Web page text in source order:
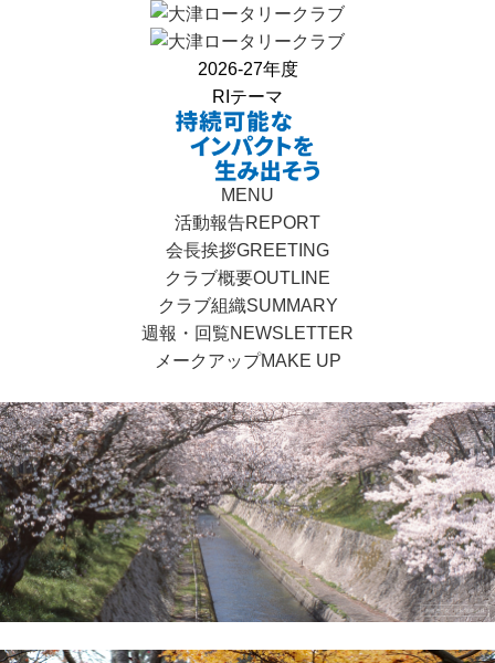
2026-27年度
RIテーマ
MENU
活動報告REPORT
会長挨拶GREETING
クラブ概要OUTLINE
クラブ組織SUMMARY
週報・回覧NEWSLETTER
メークアップMAKE UP